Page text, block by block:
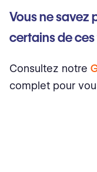
Vous ne savez
certains de ces
Consultez notre
complet pour